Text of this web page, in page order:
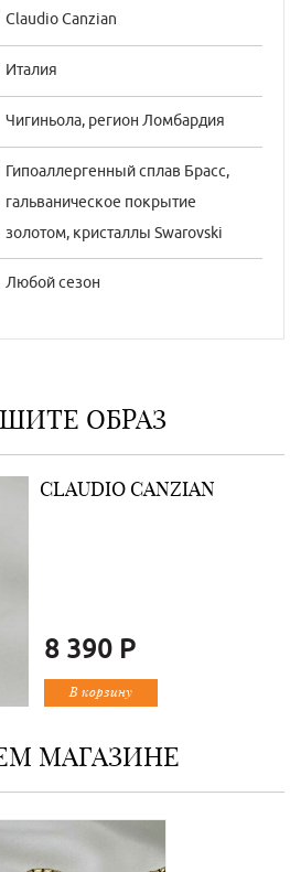
Claudio Canzian
Италия
Чигиньола, регион Ломбардия
Гипоаллергенный сплав Брасс,
гальваническое покрытие
золотом, кристаллы Swarovski
Любой сезон
ОБРАЗ
CLAUDIO CANZIAN
8 390 Р
В корзину
МАГАЗИНЕ